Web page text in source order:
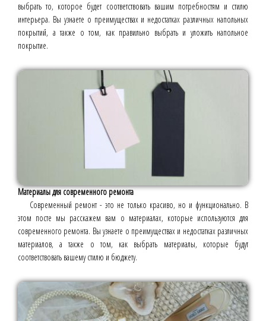
выбрать то, которое будет соответствовать вашим потребностям и стилю
интерьера. Вы узнаете о преимуществах и недостатках различных напольных
покрытий, а также о том, как правильно выбрать и уложить напольное
покрытие.
Материалы для современного ремонта
Современный ремонт - это не только красиво, но и функционально. В
этом посте мы расскажем вам о материалах, которые используются для
современного ремонта. Вы узнаете о преимуществах и недостатках различных
материалов, а также о том, как выбрать материалы, которые будут
соответствовать вашему стилю и бюджету.